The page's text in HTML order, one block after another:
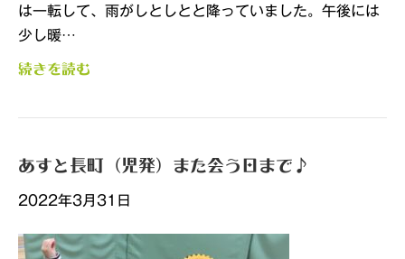
は一転して、雨がしとしとと降っていました。午後には
少し暖…
続きを読む
あすと長町（児発）また会う日まで♪
2022年3月31日